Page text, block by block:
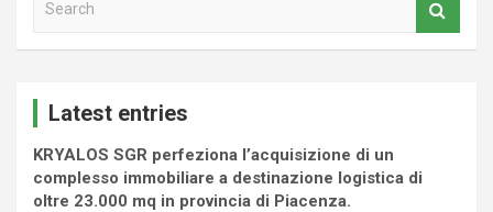
Latest entries
KRYALOS SGR perfeziona l’acquisizione di un
complesso immobiliare a destinazione logistica di
oltre 23.000 mq in provincia di Piacenza.